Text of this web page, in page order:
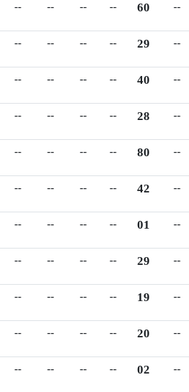
-- -- -- -- 60 --
-- -- -- -- 29 --
-- -- -- -- 40 --
-- -- -- -- 28 --
-- -- -- -- 80 --
-- -- -- -- 42 --
-- -- -- -- 01 --
-- -- -- -- 29 --
-- -- -- -- 19 --
-- -- -- -- 20 --
-- -- -- -- 02 --